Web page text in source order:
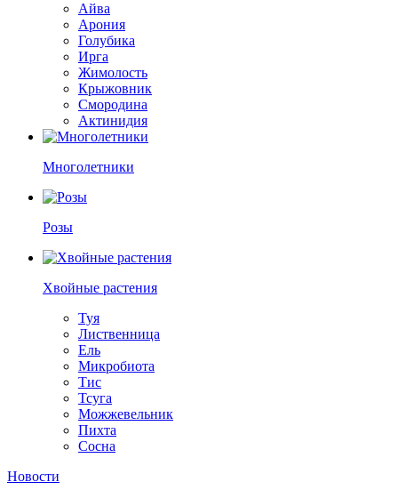
Айва
Арония
Голубика
Ирга
Жимолость
Крыжовник
Смородина
Актинидия
Многолетники
Розы
Хвойные растения
Туя
Лиственница
Ель
Микробиота
Тис
Тсуга
Можжевельник
Пихта
Сосна
Новости